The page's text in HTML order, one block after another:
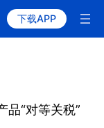
下载APP
品“对等关税”